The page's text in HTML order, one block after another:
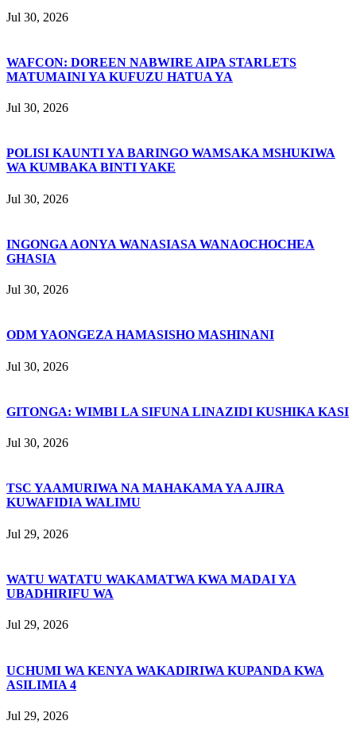
Jul 30, 2026
WAFCON: DOREEN NABWIRE AIPA STARLETS
MATUMAINI YA KUFUZU HATUA YA
Jul 30, 2026
POLISI KAUNTI YA BARINGO WAMSAKA MSHUKIWA
WA KUMBAKA BINTI YAKE
Jul 30, 2026
INGONGA AONYA WANASIASA WANAOCHOCHEA
GHASIA
Jul 30, 2026
ODM YAONGEZA HAMASISHO MASHINANI
Jul 30, 2026
GITONGA: WIMBI LA SIFUNA LINAZIDI KUSHIKA KASI
Jul 30, 2026
TSC YAAMURIWA NA MAHAKAMA YA AJIRA
KUWAFIDIA WALIMU
Jul 29, 2026
WATU WATATU WAKAMATWA KWA MADAI YA
UBADHIRIFU WA
Jul 29, 2026
UCHUMI WA KENYA WAKADIRIWA KUPANDA KWA
ASILIMIA 4
Jul 29, 2026